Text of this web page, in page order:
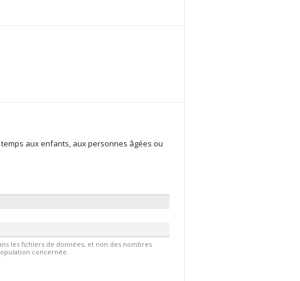
aux enfants, aux personnes âgées ou
les fichiers de données, et non des nombres
concernée.